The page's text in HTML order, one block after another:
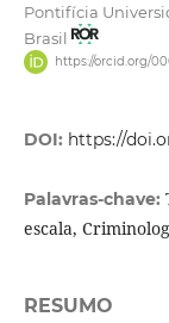
Pontifícia
Brasil
https://orcid.org/
DOI: https://
Palavras-chave:
escala,
RESUMO